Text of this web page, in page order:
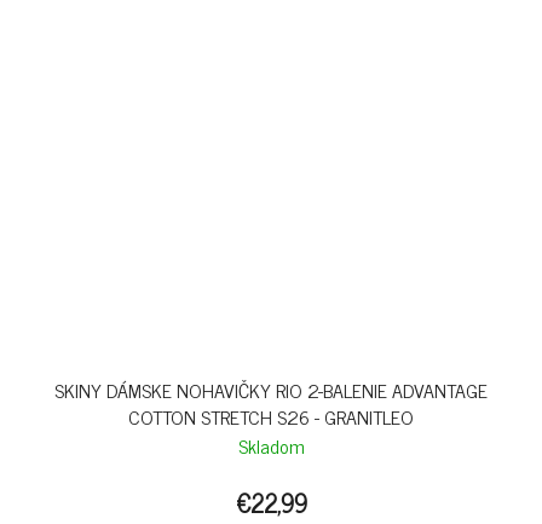
SKINY DÁMSKE NOHAVIČKY RIO 2-BALENIE ADVANTAGE
COTTON STRETCH S26 - GRANITLEO
Skladom
€22,99